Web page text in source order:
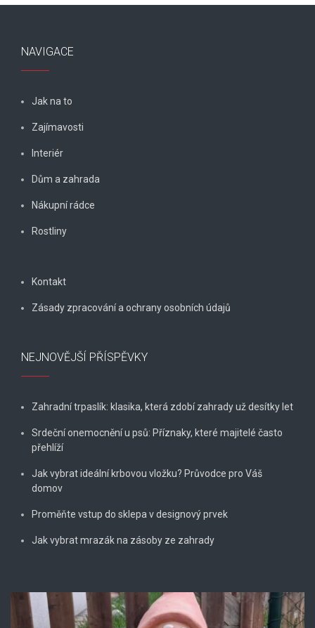
NAVIGACE
Jak na to
Zajímavosti
Interiér
Dům a zahrada
Nákupní rádce
Rostliny
Kontakt
Zásady zpracování a ochrany osobních údajů
NEJNOVĚJŠÍ PŘÍSPĚVKY
Zahradní trpaslík: klasika, která zdobí zahrady už desítky let
Srdeční onemocnění u psů: Příznaky, které majitelé často
přehlíží
Jak vybrat ideální krbovou vložku? Průvodce pro Váš
domov
Proměňte vstup do sklepa v designový prvek
Jak vybrat mrazák na zásoby ze zahrady